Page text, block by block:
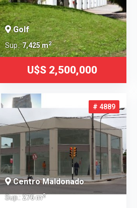
Golf
Sup.:7,425 m2
U$S 2,500,000
# 4889
Centro Maldonado
Sup.: 276 m2